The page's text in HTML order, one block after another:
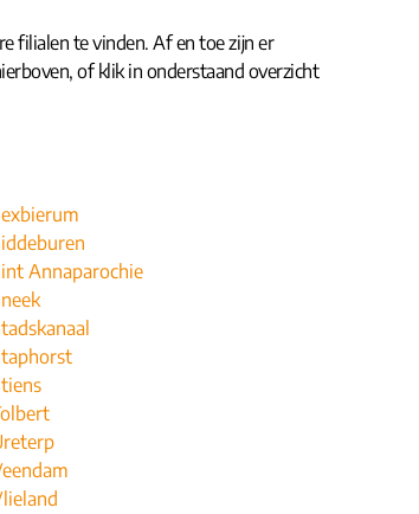
van 08:00 tot 21:00
5
van 08:00 tot 21:00
filialen te vinden. Af en toe zijn er
of klik in onderstaand overzicht
Annaparochie